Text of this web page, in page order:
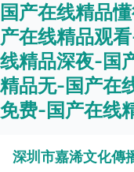
国产在线精品
产在线精品观
线精品深夜-国
精品无-国产在
免费-国产在线